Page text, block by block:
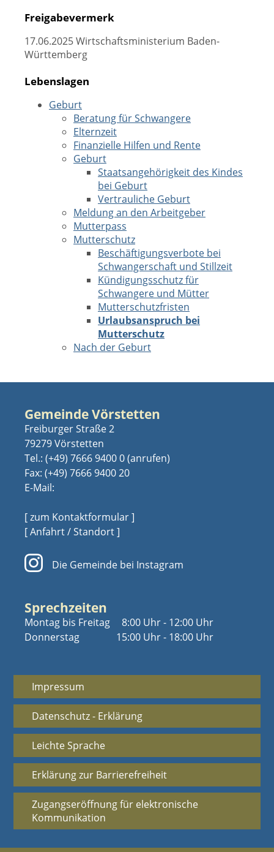
Freigabevermerk
17.06.2025 Wirtschaftsministerium Baden-
Württemberg
Lebenslagen
Geburt
Beratung für Schwangere
Elternzeit
Finanzielle Hilfen und Rente
Geburt
Staatsangehörigkeit des Kindes
bei Geburt
Vertrauliche Geburt
Meldung an den Arbeitgeber
Mutterpass
Mutterschutz
Beschäftigungsverbote bei
Schwangerschaft und Stillzeit
Kündigungsschutz für
Schwangere und Mütter
Mutterschutzfristen
Urlaubsanspruch bei
Mutterschutz
Nach der Geburt
Gemeinde Vörstetten
Freiburger Straße 2
79279 Vörstetten
Tel.: (+49) 7666 9400 0
Fax: (+49) 7666 9400 20
E-Mail:
[ zum Kontaktformular ]
[ Anfahrt / Standort ]
Die Gemeinde bei Instagram
Sprechzeiten
Montag bis Freitag
Donnerstag
8:00 Uhr - 12:00 Uhr
15:00 Uhr - 18:00 Uhr
Impressum
Datenschutz - Erklärung
Leichte Sprache
Erklärung zur Barrierefreiheit
Zugangseröffnung für elektronische
Kommunikation